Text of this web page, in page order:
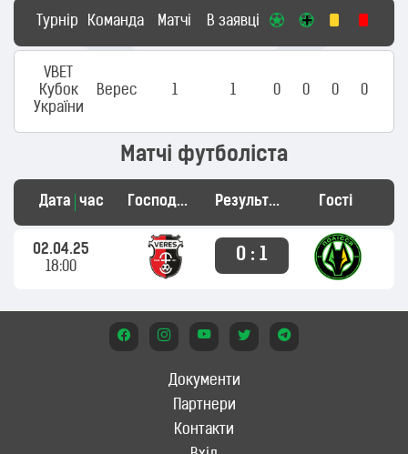
Турнір Команда Матчі В заявці
VBET
Кубок
України
Верес 1 1 0 0 0 0
Матчі футболіста
Дата час Господарі Результат Гості
02.04.25
18:00
0 : 1
Документи
Партнери
Контакти